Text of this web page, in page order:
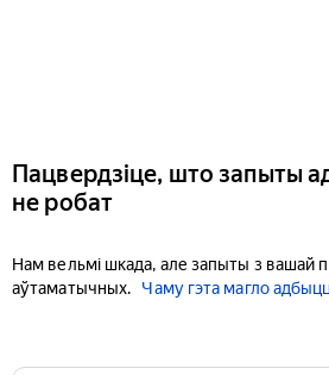
Пацвердзіце, што запыты
не робат
Нам вельмі шкада, але запыты з вашай
аўтаматычных.
Чаму гэта магло